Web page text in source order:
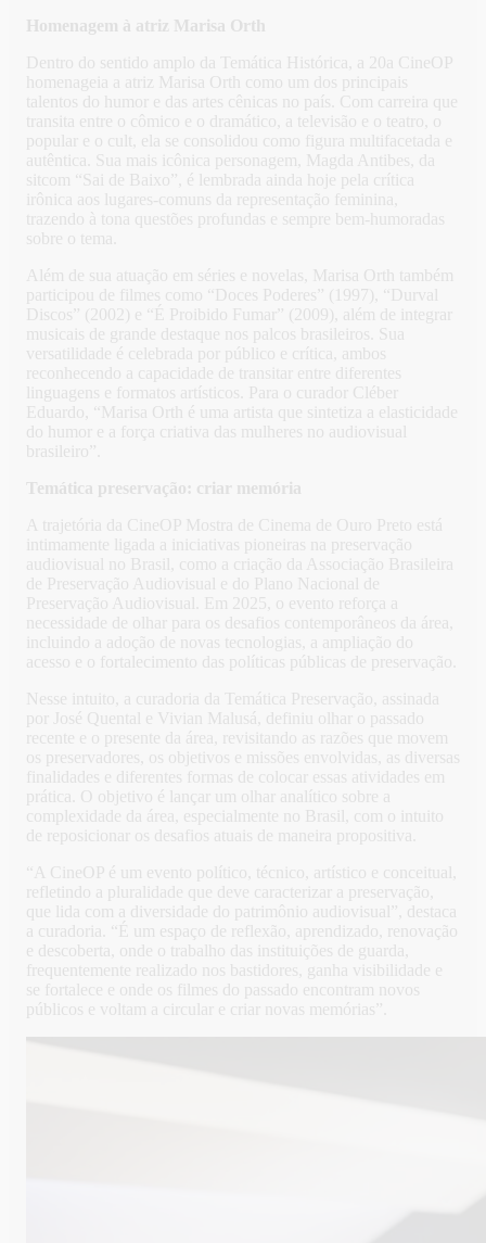
Homenagem à atriz Marisa Orth
Dentro do sentido amplo da Temática Histórica, a 20a CineOP
homenageia a atriz Marisa Orth como um dos principais
talentos do humor e das artes cênicas no país. Com carreira que
transita entre o cômico e o dramático, a televisão e o teatro, o
popular e o cult, ela se consolidou como figura multifacetada e
autêntica. Sua mais icônica personagem, Magda Antibes, da
sitcom “Sai de Baixo”, é lembrada ainda hoje pela crítica
irônica aos lugares-comuns da representação feminina,
trazendo à tona questões profundas e sempre bem-humoradas
sobre o tema.
Além de sua atuação em séries e novelas, Marisa Orth também
participou de filmes como “Doces Poderes” (1997), “Durval
Discos” (2002) e “É Proibido Fumar” (2009), além de integrar
musicais de grande destaque nos palcos brasileiros. Sua
versatilidade é celebrada por público e crítica, ambos
reconhecendo a capacidade de transitar entre diferentes
linguagens e formatos artísticos. Para o curador Cléber
Eduardo, “Marisa Orth é uma artista que sintetiza a elasticidade
do humor e a força criativa das mulheres no audiovisual
brasileiro”.
Temática preservação: criar memória
A trajetória da CineOP Mostra de Cinema de Ouro Preto está
intimamente ligada a iniciativas pioneiras na preservação
audiovisual no Brasil, como a criação da Associação Brasileira
de Preservação Audiovisual e do Plano Nacional de
Preservação Audiovisual. Em 2025, o evento reforça a
necessidade de olhar para os desafios contemporâneos da área,
incluindo a adoção de novas tecnologias, a ampliação do
acesso e o fortalecimento das políticas públicas de preservação.
Nesse intuito, a curadoria da Temática Preservação, assinada
por José Quental e Vivian Malusá, definiu olhar o passado
recente e o presente da área, revisitando as razões que movem
os preservadores, os objetivos e missões envolvidas, as diversas
finalidades e diferentes formas de colocar essas atividades em
prática. O objetivo é lançar um olhar analítico sobre a
complexidade da área, especialmente no Brasil, com o intuito
de reposicionar os desafios atuais de maneira propositiva.
“A CineOP é um evento político, técnico, artístico e conceitual,
refletindo a pluralidade que deve caracterizar a preservação,
que lida com a diversidade do patrimônio audiovisual”, destaca
a curadoria. “É um espaço de reflexão, aprendizado, renovação
e descoberta, onde o trabalho das instituições de guarda,
frequentemente realizado nos bastidores, ganha visibilidade e
se fortalece e onde os filmes do passado encontram novos
públicos e voltam a circular e criar novas memórias”.